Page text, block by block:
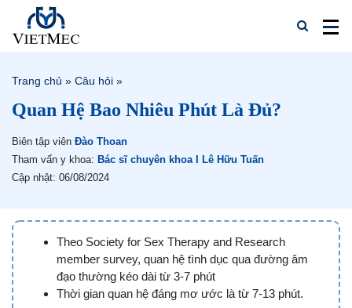
Trang chủ » Câu hỏi »
Quan Hệ Bao Nhiêu Phút Là Đủ?
Biên tập viên Đào Thoan
Tham vấn y khoa: Bác sĩ chuyên khoa I Lê Hữu Tuấn
Cập nhật: 06/08/2024
Theo Society for Sex Therapy and Research
member survey, quan hệ tình dục qua đường âm
đạo thường kéo dài từ 3-7 phút
Thời gian quan hệ đáng mơ ước là từ 7-13 phút.